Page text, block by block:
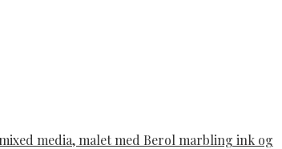
media, malet med Berol marbling ink og